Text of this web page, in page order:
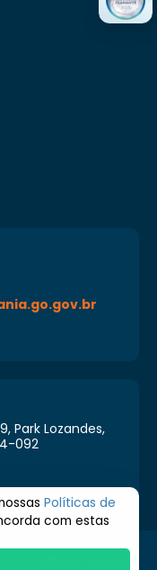
Park Lozandes,
092
Políticas de
com estas